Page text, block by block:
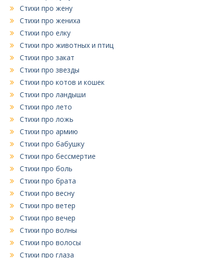
Стихи про жену
Стихи про жениха
Стихи про елку
Стихи про животных и птиц
Стихи про закат
Стихи про звезды
Стихи про котов и кошек
Стихи про ландыши
Стихи про лето
Стихи про ложь
Стихи про армию
Стихи про бабушку
Стихи про бессмертие
Стихи про боль
Стихи про брата
Стихи про весну
Стихи про ветер
Стихи про вечер
Стихи про волны
Стихи про волосы
Стихи про глаза